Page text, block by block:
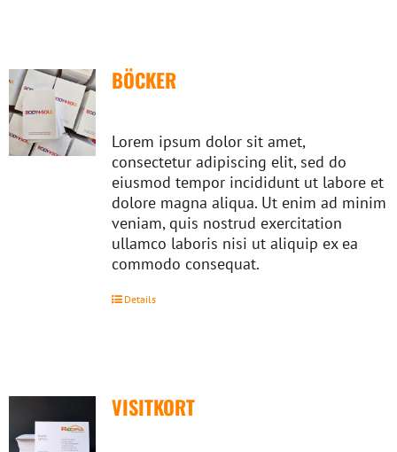
BÖCKER
Lorem ipsum dolor sit amet,
consectetur adipiscing elit, sed do
eiusmod tempor incididunt ut labore et
dolore magna aliqua. Ut enim ad minim
veniam, quis nostrud exercitation
ullamco laboris nisi ut aliquip ex ea
commodo consequat.
Details
VISITKORT